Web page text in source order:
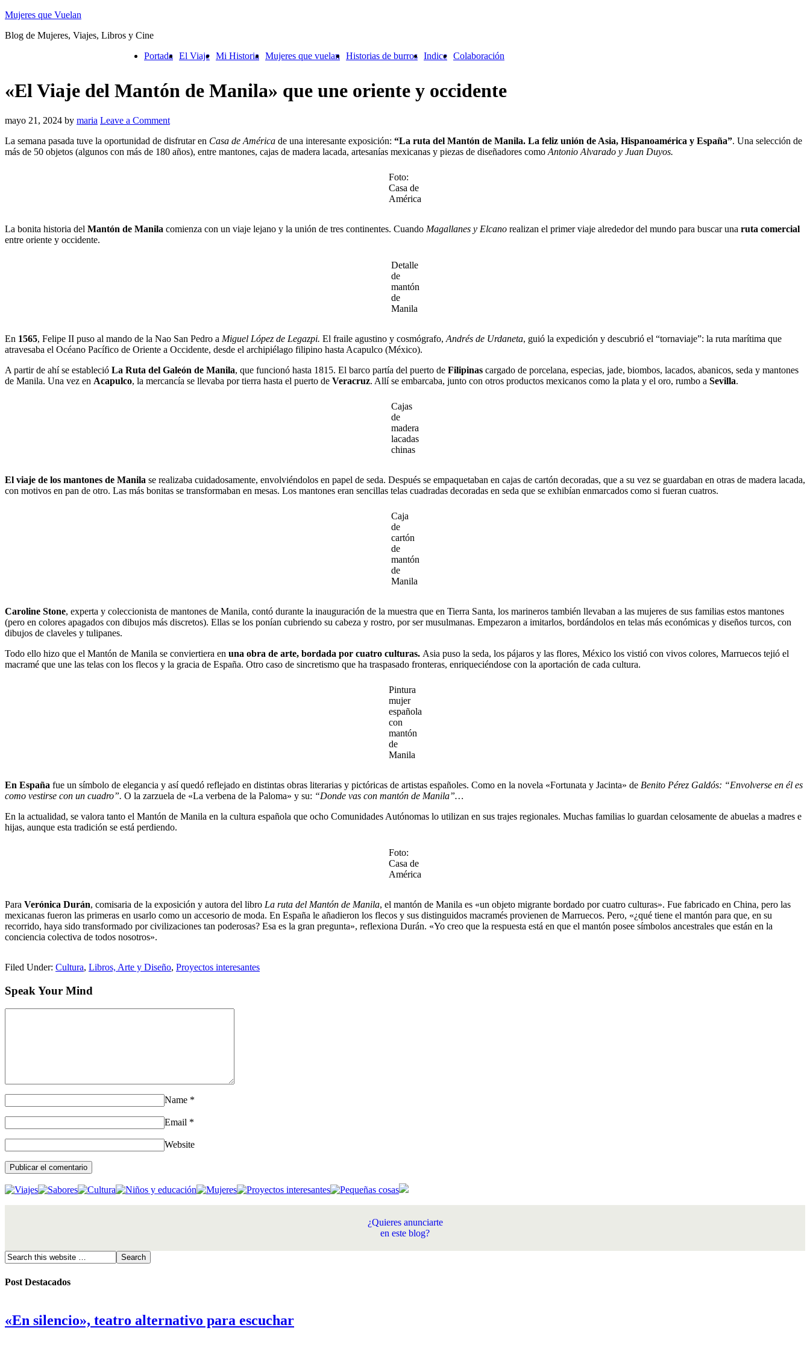
Mujeres que Vuelan
Blog de Mujeres, Viajes, Libros y Cine
Portada
El Viaje Mi Historia Mujeres que vuelan Historias de burros Indice Colaboración
«El Viaje del Mantón de Manila» que une oriente y occidente
mayo 21, 2024 by maria Leave a Comment
La semana pasada tuve la oportunidad de disfrutar en Casa de América de una interesante exposición: “La ruta del Mantón de Manila. La feliz unión de Asia, Hispanoamérica y España”. Una selección de
más de 50 objetos (algunos con más de 180 años), entre mantones, cajas de madera lacada, artesanías mexicanas y piezas de diseñadores como Antonio Alvarado y Juan Duyos.
Foto:
Casa de
América
La bonita historia del Mantón de Manila comienza con un viaje lejano y la unión de tres continentes. Cuando Magallanes y Elcano realizan el primer viaje alrededor del mundo para buscar una ruta comercial
entre oriente y occidente.
Detalle
de
mantón
de
Manila
En 1565, Felipe II puso al mando de la Nao San Pedro a Miguel López de Legazpi. El fraile agustino y cosmógrafo, Andrés de Urdaneta, guió la expedición y descubrió el “tornaviaje”: la ruta marítima que
atravesaba el Océano Pacífico de Oriente a Occidente, desde el archipiélago filipino hasta Acapulco (México).
A partir de ahí se estableció La Ruta del Galeón de Manila, que funcionó hasta 1815. El barco partía del puerto de Filipinas cargado de porcelana, especias, jade, biombos, lacados, abanicos, seda y mantones
de Manila. Una vez en Acapulco, la mercancía se llevaba por tierra hasta el puerto de Veracruz. Allí se embarcaba, junto con otros productos mexicanos como la plata y el oro, rumbo a Sevilla.
Cajas
de
madera
lacadas
chinas
El viaje de los mantones de Manila se realizaba cuidadosamente, envolviéndolos en papel de seda. Después se empaquetaban en cajas de cartón decoradas, que a su vez se guardaban en otras de madera lacada,
con motivos en pan de otro. Las más bonitas se transformaban en mesas. Los mantones eran sencillas telas cuadradas decoradas en seda que se exhibían enmarcados como si fueran cuatros.
Caja
de
cartón
de
mantón
de
Manila
Caroline Stone, experta y coleccionista de mantones de Manila, contó durante la inauguración de la muestra que en Tierra Santa, los marineros también llevaban a las mujeres de sus familias estos mantones
(pero en colores apagados con dibujos más discretos). Ellas se los ponían cubriendo su cabeza y rostro, por ser musulmanas. Empezaron a imitarlos, bordándolos en telas más económicas y diseños turcos, con
dibujos de claveles y tulipanes.
Todo ello hizo que el Mantón de Manila se conviertiera en una obra de arte, bordada por cuatro culturas. Asia puso la seda, los pájaros y las flores, México los vistió con vivos colores, Marruecos tejió el
macramé que une las telas con los flecos y la gracia de España. Otro caso de sincretismo que ha traspasado fronteras, enriqueciéndose con la aportación de cada cultura.
Pintura
mujer
española
con
mantón
de
Manila
En España fue un símbolo de elegancia y así quedó reflejado en distintas obras literarias y pictóricas de artistas españoles. Como en la novela «Fortunata y Jacinta» de Benito Pérez Galdós: “Envolverse en él es
como vestirse con un cuadro”. O la zarzuela de «La verbena de la Paloma» y su: “Donde vas con mantón de Manila”…
En la actualidad, se valora tanto el Mantón de Manila en la cultura española que ocho Comunidades Autónomas lo utilizan en sus trajes regionales. Muchas familias lo guardan celosamente de abuelas a madres e
hijas, aunque esta tradición se está perdiendo.
Foto:
Casa de
América
Para Verónica Durán, comisaria de la exposición y autora del libro La ruta del Mantón de Manila, el mantón de Manila es «un objeto migrante bordado por cuatro culturas». Fue fabricado en China, pero las
mexicanas fueron las primeras en usarlo como un accesorio de moda. En España le añadieron los flecos y sus distinguidos macramés provienen de Marruecos. Pero, «¿qué tiene el mantón para que, en su
recorrido, haya sido transformado por civilizaciones tan poderosas? Esa es la gran pregunta», reflexiona Durán. «Yo creo que la respuesta está en que el mantón posee símbolos ancestrales que están en la
conciencia colectiva de todos nosotros».
Filed Under: Cultura, Libros, Arte y Diseño, Proyectos interesantes
Speak Your Mind
Name *
Email *
Website
¿Quieres anunciarte
en este blog?
Post Destacados
«En silencio», teatro alternativo para escuchar